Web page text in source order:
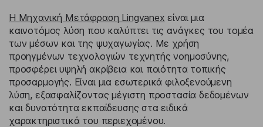
Η Μηχανική Μετάφραση Lingvanex είναι μια
καινοτόμος λύση που καλύπτει τις ανάγκες του τομέα
των μέσων και της ψυχαγωγίας. Με χρήση
προηγμένων τεχνολογιών τεχνητής νοημοσύνης,
προσφέρει υψηλή ακρίβεια και ποιότητα τοπικής
προσαρμογής. Είναι μια εσωτερικά φιλοξενούμενη
λύση, εξασφαλίζοντας μέγιστη προστασία δεδομένων
και δυνατότητα εκπαίδευσης στα ειδικά
χαρακτηριστικά του περιεχομένου.